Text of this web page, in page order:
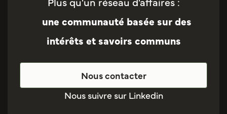
une communauté basée sur des
intérêts et savoirs communs
Nous contacter
Nous suivre sur Linkedin